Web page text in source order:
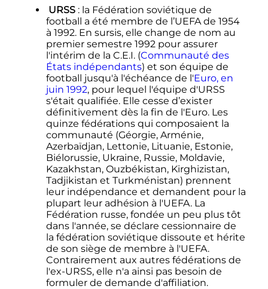
URSS : la Fédération soviétique de
football a été membre de l’UEFA de 1954
à 1992. En sursis, elle change de nom au
premier semestre 1992 pour assurer
l'intérim de la C.E.I. (Communauté des
États indépendants) et son équipe de
football jusqu'à l'échéance de l'Euro, en
juin 1992, pour lequel l'équipe d'URSS
s'était qualifiée. Elle cesse d’exister
définitivement dès la fin de l'Euro. Les
quinze fédérations qui composaient la
communauté (Géorgie, Arménie,
Azerbaïdjan, Lettonie, Lituanie, Estonie,
Biélorussie, Ukraine, Russie, Moldavie,
Kazakhstan, Ouzbékistan, Kirghizistan,
Tadjikistan et Turkménistan) prennent
leur indépendance et demandent pour la
plupart leur adhésion à l'UEFA. La
Fédération russe, fondée un peu plus tôt
dans l'année, se déclare cessionnaire de
la fédération soviétique dissoute et hérite
de son siège de membre à l'UEFA.
Contrairement aux autres fédérations de
l'ex-URSS, elle n'a ainsi pas besoin de
formuler de demande d'affiliation.